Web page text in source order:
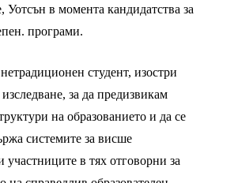
Уотсън в момента кандидатства за
програми.
студент, изостри
за да предизвикам
на образованието и да се
системите за висше
участниците в тях отговорни за